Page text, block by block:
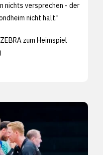
nichts versprechen - der
nicht halt."
zum Heimspiel